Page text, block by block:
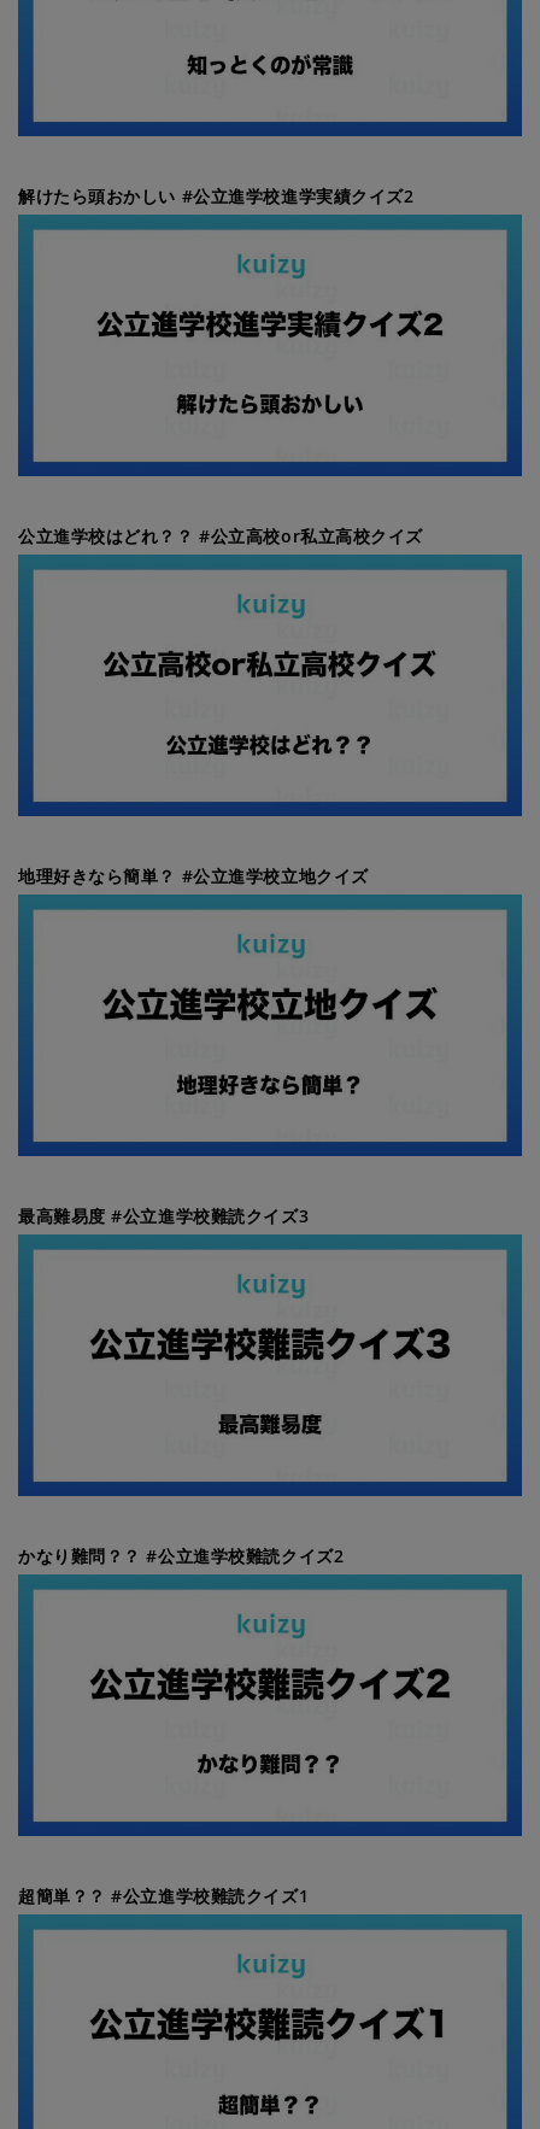
解けたら頭おかしい #公立進学校進学実績クイズ2
公立進学校はどれ？？ #公立高校or私立高校クイズ
地理好きなら簡単？ #公立進学校立地クイズ
最高難易度 #公立進学校難読クイズ3
かなり難問？？ #公立進学校難読クイズ2
超簡単？？ #公立進学校難読クイズ1